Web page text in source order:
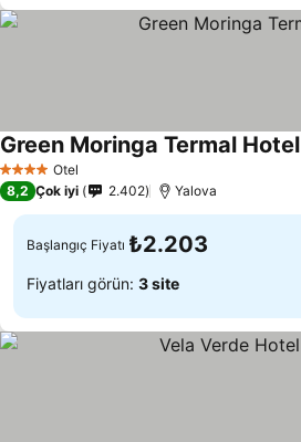
4 Yıldız Otel
Green Moringa Termal Hotel
8,2 Çok iyi 2.402 Yalova
Başlangıç Fiyatı ₺2.203
Fiyatları görün: 3 site